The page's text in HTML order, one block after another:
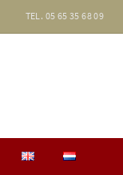
TEL. 05 65 35 68 09